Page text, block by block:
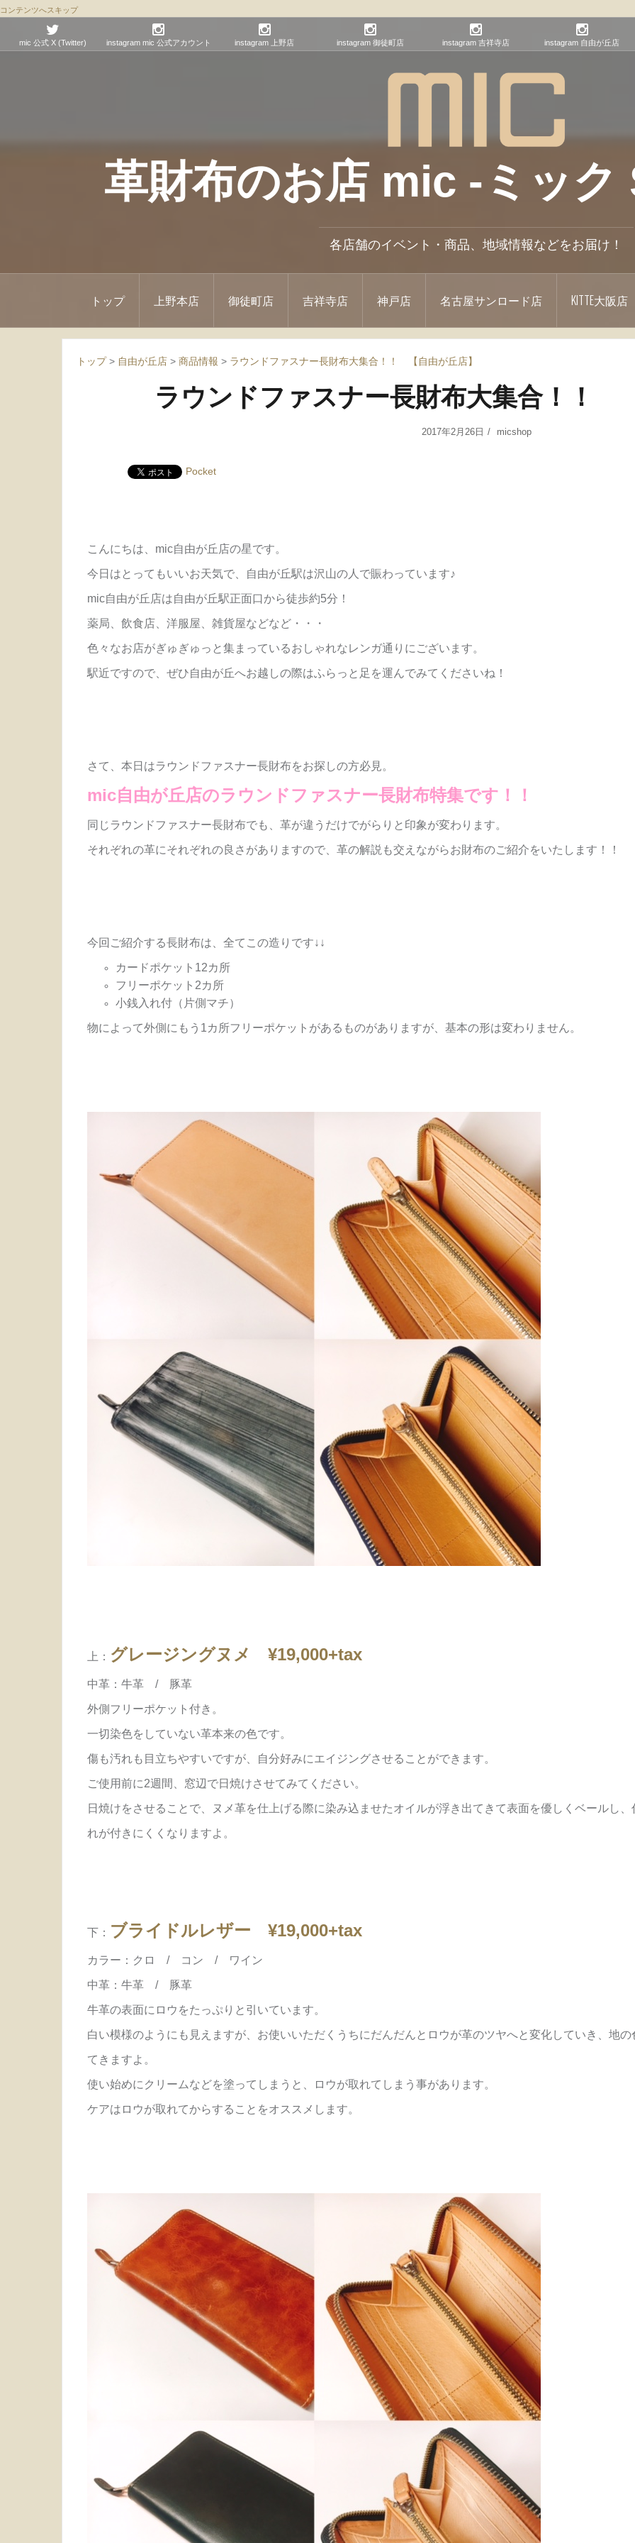
コンテンツへスキップ
mic 公式 X (Twitter) instagram mic 公式アカウント instagram 上野店 instagram 御徒町店 instagram 吉祥寺店 instagram 自由が丘店
革財布のお店 mic -ミッ
各店舗のイベント・商品、地域情報などをお届け！
トップ 上野本店 御徒町店 吉祥寺店 神戸店 名古屋サンロード店 KITTE大阪店
トップ> 自由が丘店 > 商品情報 > ラウンドファスナー長財布大集合！！ 【自由が丘店】
ラウンドファスナー長財布大集合！！
2017年2月26日 micshop
Pocket
こんにちは、mic自由が丘店の星です。
今日はとってもいいお天気で、自由が丘駅は沢山の人で賑わっています♪
mic自由が丘店は自由が丘駅正面口から徒歩約5分！
薬局、飲食店、洋服屋、雑貨屋などなど・・・
色々なお店がぎゅぎゅっと集まっているおしゃれなレンガ通りにございます。
駅近ですので、ぜひ自由が丘へお越しの際はふらっと足を運んでみてくださいね！
さて、本日はラウンドファスナー長財布をお探しの方必見。
mic自由が丘店のラウンドファスナー長財布特集です！！
同じラウンドファスナー長財布でも、革が違うだけでがらりと印象が変わります。
それぞれの革にそれぞれの良さがありますので、革の解説も交えながらお財布のご紹介をいたします！！
今回ご紹介する長財布は、全てこの造りです↓↓
カードポケット12カ所
フリーポケット2カ所
小銭入れ付（片側マチ）
物によって外側にもう1カ所フリーポケットがあるものがありますが、基本の形は変わりません。
上： グレージングヌメ ¥19,000+tax
中革：牛革 / 豚革
外側フリーポケット付き。
一切染色をしていない革本来の色です。
傷も汚れも目立ちやすいですが、自分好みにエイジングさせることができます。
ご使用前に2週間、窓辺で日焼けさせてみてください。
日焼けをさせることで、ヌメ革を仕上げる際に染み込ませたオイルが浮き出てきて表面を優しくベールし、
れが付きにくくなりますよ。
下： ブライドルレザー ¥19,000+tax
カラー：クロ / コン / ワイン
中革：牛革 / 豚革
牛革の表面にロウをたっぷりと引いています。
白い模様のようにも見えますが、お使いいただくうちにだんだんとロウが革のツヤへと変化していき、地の
てきますよ。
使い始めにクリームなどを塗ってしまうと、ロウが取れてしまう事があります。
ケアはロウが取れてからすることをオススメします。